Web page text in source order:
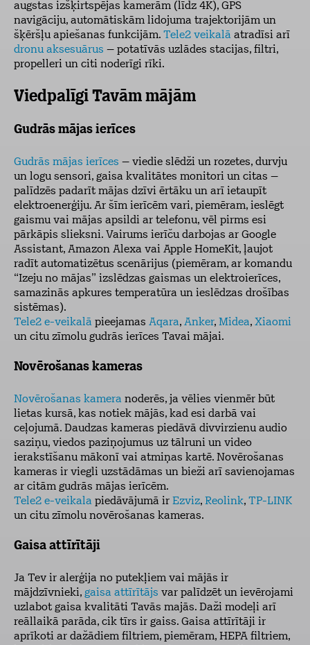
augstas izšķirtspējas kamerām (līdz 4K), GPS
navigāciju, automātiskām lidojuma trajektorijām un
šķēršļu apiešanas funkcijām. Tele2 veikalā atradīsi arī
dronu aksesuārus – potatīvās uzlādes stacijas, filtri,
propelleri un citi noderīgi rīki.
Viedpalīgi Tavām mājām
Gudrās mājas ierīces
Gudrās mājas ierīces – viedie slēdži un rozetes, durvju
un logu sensori, gaisa kvalitātes monitori un citas –
palīdzēs padarīt mājas dzīvi ērtāku un arī ietaupīt
elektroenerģiju. Ar šīm ierīcēm vari, piemēram, ieslēgt
gaismu vai mājas apsildi ar telefonu, vēl pirms esi
pārkāpis slieksni. Vairums ierīču darbojas ar Google
Assistant, Amazon Alexa vai Apple HomeKit, ļaujot
radīt automatizētus scenārijus (piemēram, ar komandu
“Izeju no mājas” izslēdzas gaismas un elektroierīces,
samazinās apkures temperatūra un ieslēdzas drošības
sistēmas).
Tele2 e-veikalā pieejamas Aqara, Anker, Midea, Xiaomi
un citu zīmolu gudrās ierīces Tavai mājai.
Novērošanas kameras
Novērošanas kamera noderēs, ja vēlies vienmēr būt
lietas kursā, kas notiek mājās, kad esi darbā vai
ceļojumā. Daudzas kameras piedāvā divvirzienu audio
saziņu, viedos paziņojumus uz tālruni un video
ierakstīšanu mākonī vai atmiņas kartē. Novērošanas
kameras ir viegli uzstādāmas un bieži arī savienojamas
ar citām gudrās mājas ierīcēm.
Tele2 e-veikala piedāvājumā ir Ezviz, Reolink, TP-LINK
un citu zīmolu novērošanas kameras.
Gaisa attīrītāji
Ja Tev ir alerģija no putekļiem vai mājās ir
mājdzīvnieki, gaisa attīrītājs var palīdzēt un ievērojami
uzlabot gaisa kvalitāti Tavās majās. Daži modeļi arī
reāllaikā parāda, cik tīrs ir gaiss. Gaisa attīrītāji ir
aprīkoti ar dažādiem filtriem, piemēram, HEPA filtriem,